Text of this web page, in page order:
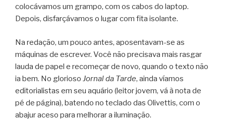
colocávamos um grampo, com os cabos do laptop.
Depois, disfarçávamos o lugar com fita isolante.
Na redação, um pouco antes, aposentavam-se as
máquinas de escrever. Você não precisava mais rasgar
lauda de papel e recomeçar de novo, quando o texto não
ia bem. No glorioso Jornal da Tarde, ainda víamos
editorialistas em seu aquário (leitor jovem, vá à nota de
pé de página), batendo no teclado das Olivettis, com o
abajur aceso para melhorar a iluminação.